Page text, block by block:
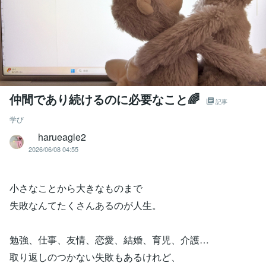
仲間であり続けるのに必要なこと🌈 記事
学び
harueagle2
2026/06/08 04:55
小さなことから大きなものまで
失敗なんてたくさんあるのが人生。
勉強、仕事、友情、恋愛、結婚、育児、介護…
取り返しのつかない失敗もあるけれど、